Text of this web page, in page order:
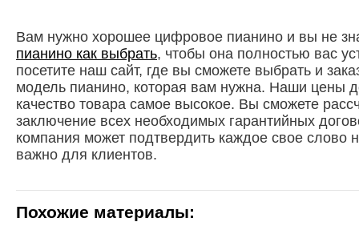
Вам нужно хорошее цифровое пианино и вы не
пианино как выбрать, чтобы она полностью вас
посетите наш сайт, где вы сможете выбрать и
модель пианино, которая вам нужна. Наши цены
качество товара самое высокое. Вы сможете
заключение всех необходимых гарантийных
компания может подтвердить каждое свое слово
важно для клиентов.
Похожие материалы: